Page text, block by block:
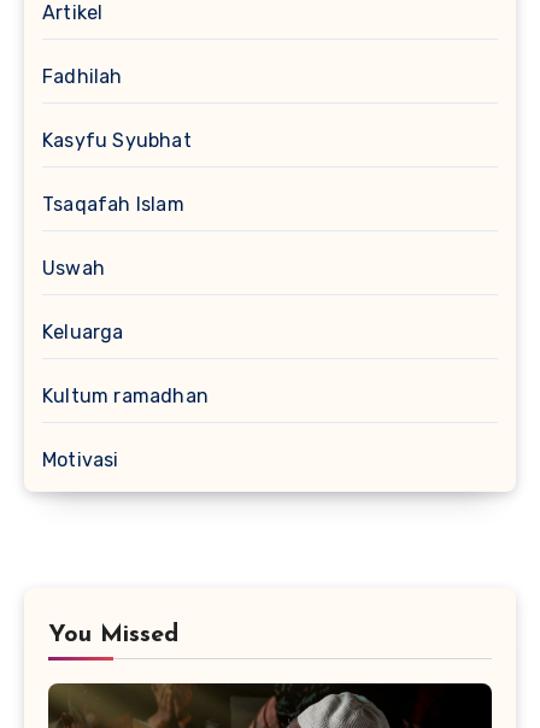
Artikel
Fadhilah
Kasyfu Syubhat
Tsaqafah Islam
Uswah
Keluarga
Kultum ramadhan
Motivasi
You Missed